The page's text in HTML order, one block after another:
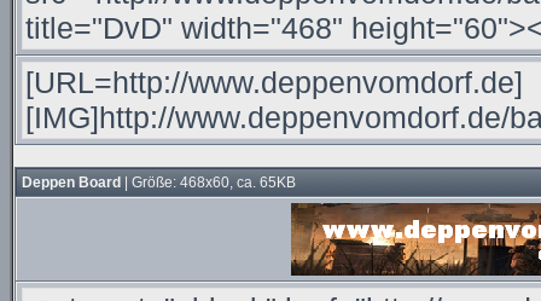
Deppen Board | Größe: 468x60, ca. 65KB